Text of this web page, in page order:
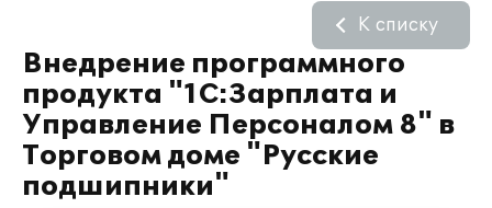
Внедрение программного
продукта "1С:Зарплата и
Управление Персоналом 8" в
Торговом доме "Русские
подшипники"
К списку